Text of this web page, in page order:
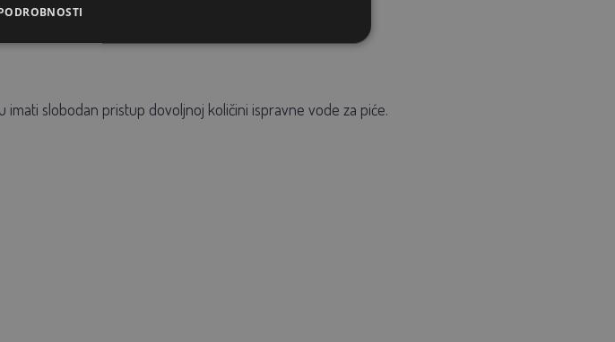
imati slobodan pristup dovoljnoj količini ispravne vode za piće.